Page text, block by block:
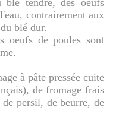
blé tendre, des oeufs
contrairement aux
blé dur.
oeufs de poules sont
à pâte pressée cuite
de fromage frais
persil, de beurre, de